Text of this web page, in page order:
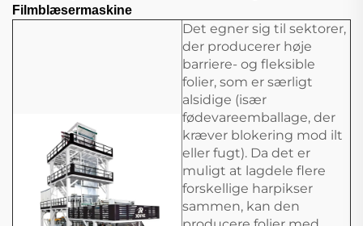
Filmblæsermaskine
Det egner sig til sektorer,
der producerer høje
barriere- og fleksible
folier, som er særligt
alsidige (især
fødevareemballage, der
kræver blokering mod ilt
eller fugt). Da det er
muligt at lagdele flere
forskellige harpikser
sammen, kan den